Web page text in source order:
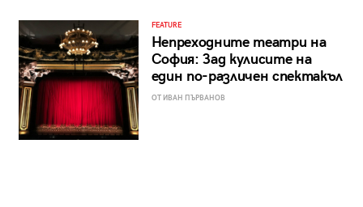
FEATURE
Непреходните театри на
София: Зад кулисите на
един по-различен спектакъл
ОТ ИВАН ПЪРВАНОВ